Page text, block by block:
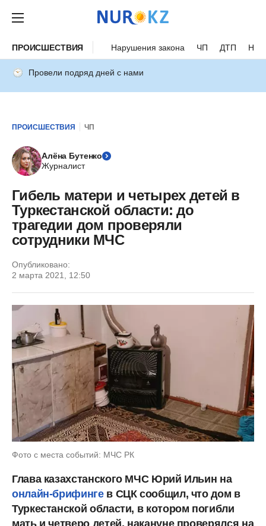
ПРОИСШЕСТВИЯ Нарушения закона ЧП ДТП
Провели подряд дней с нами
ПРОИСШЕСТВИЯ ЧП
Алёна Бутенко
Журналист
Гибель матери и четырех детей в
Туркестанской области: до
трагедии дом проверяли
сотрудники МЧС
Опубликовано:
2 марта 2021, 12:50
Фото с места событий: МЧС РК
Глава казахстанского МЧС Юрий Ильин на
онлайн-брифингев СЦК сообщил, что дом в
Туркестанской области, в котором погибли
мать и четверо детей, накануне проверялся на